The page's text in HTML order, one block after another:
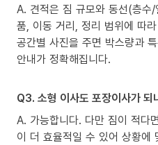
A. 견적은 짐 규모와 동선(층수
품, 이동 거리, 정리 범위에 따
공간별 사진을 주면 박스량과
안내가 정확해집니다.
Q3. 소형 이사도 포장이사가 되
A. 가능합니다. 다만 짐이 적다
이 더 효율적일 수 있어 상황에